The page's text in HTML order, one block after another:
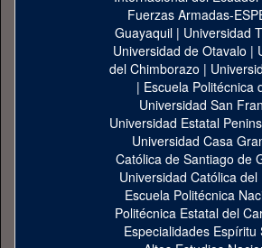
Fuerzas Armadas-
Guayaquil| Universidad
Universidad de Otavalo |
del Chimborazo |
| Escuela Politécnica
Universidad San
Universidad Estatal
Universidad Casa
Católica de Santiago de
Universidad Católica
Escuela Politécnica
Politécnica Estatal del
Especialidades Espíritu